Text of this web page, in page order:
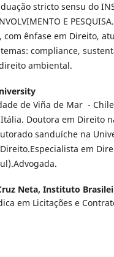
stricto sensu do
E
ênfase em Direito,
compliance,
ambiental.
de Viña de Mar -
Doutora em Direito
sanduíche na
em
Neta, Instituto
em Licitações e